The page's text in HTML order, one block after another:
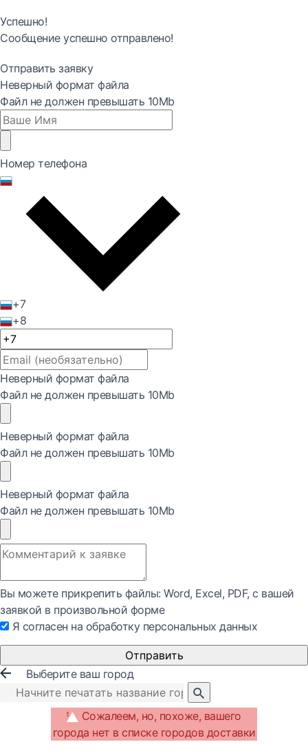
Успешно!
Сообщение успешно отправлено!
Отправить заявку
Неверный формат файла
Файл не должен превышать 10Mb
Номер телефона
+7
+8
Неверный формат файла
Файл не должен превышать 10Mb
Неверный формат файла
Файл не должен превышать 10Mb
Неверный формат файла
Файл не должен превышать 10Mb
Вы можете прикрепить файлы: Word, Exсel, PDF, с вашей
заявкой в произвольной форме
Я согласен на обработку персональных данных
Отправить
Выберите ваш город
Сожалеем, но, похоже, вашего
города нет в списке городов доставки